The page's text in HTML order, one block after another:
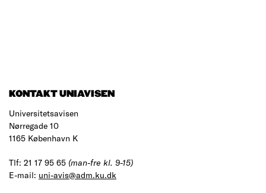
KONTAKT UNIAVISEN
Universitetsavisen
Nørregade 10
1165 København K
Tlf: 21 17 95 65 (man-fre kl. 9-15)
E-mail: uni-avis@adm.ku.dk